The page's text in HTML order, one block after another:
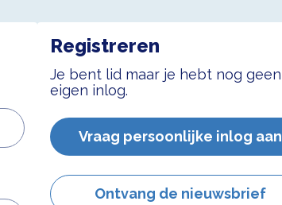
Registreren
Je bent lid maar je hebt nog geen
eigen inlog.
Vraag persoonlijke inlog aan
Ontvang de nieuwsbrief